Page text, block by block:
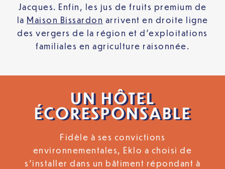
Jacques. Enfin, les jus de fruits premium de
la Maison Bissardon arrivent en droite ligne
des vergers de la région et d’exploitations
familiales en agriculture raisonnée.
UN HÔTEL
ÉCORESPONSABLE
Fidèle à ses convictions
environnementales, Eklo a choisi de
s’installer dans un bâtiment répondant à